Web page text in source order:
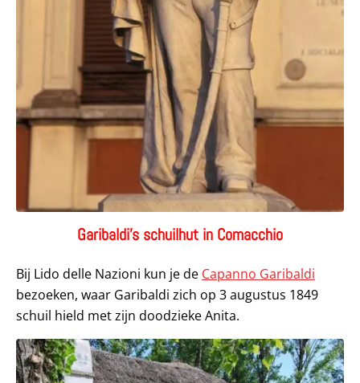
Garibaldi’s schuilhut in Comacchio
Bij Lido delle Nazioni kun je de Capanno Garibaldi
bezoeken, waar Garibaldi zich op 3 augustus 1849
schuil hield met zijn doodzieke Anita.